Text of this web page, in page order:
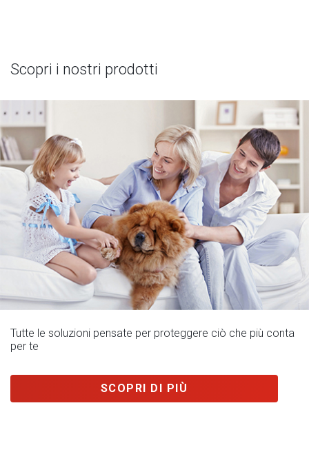
Scopri i nostri prodotti
Tutte le soluzioni pensate per proteggere ciò che più conta
per te
SCOPRI DI PIÙ